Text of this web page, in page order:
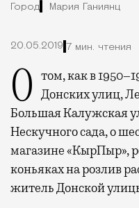
Город Мария Ганиянц
20.05.2019 7 мин. чтения
О том, как в 1950–1960-е жили в районе Донских улиц,
Большая Калужская
Нескучного сада, о
магазине «КырПыр»,
коньяках на розлив
житель Донской